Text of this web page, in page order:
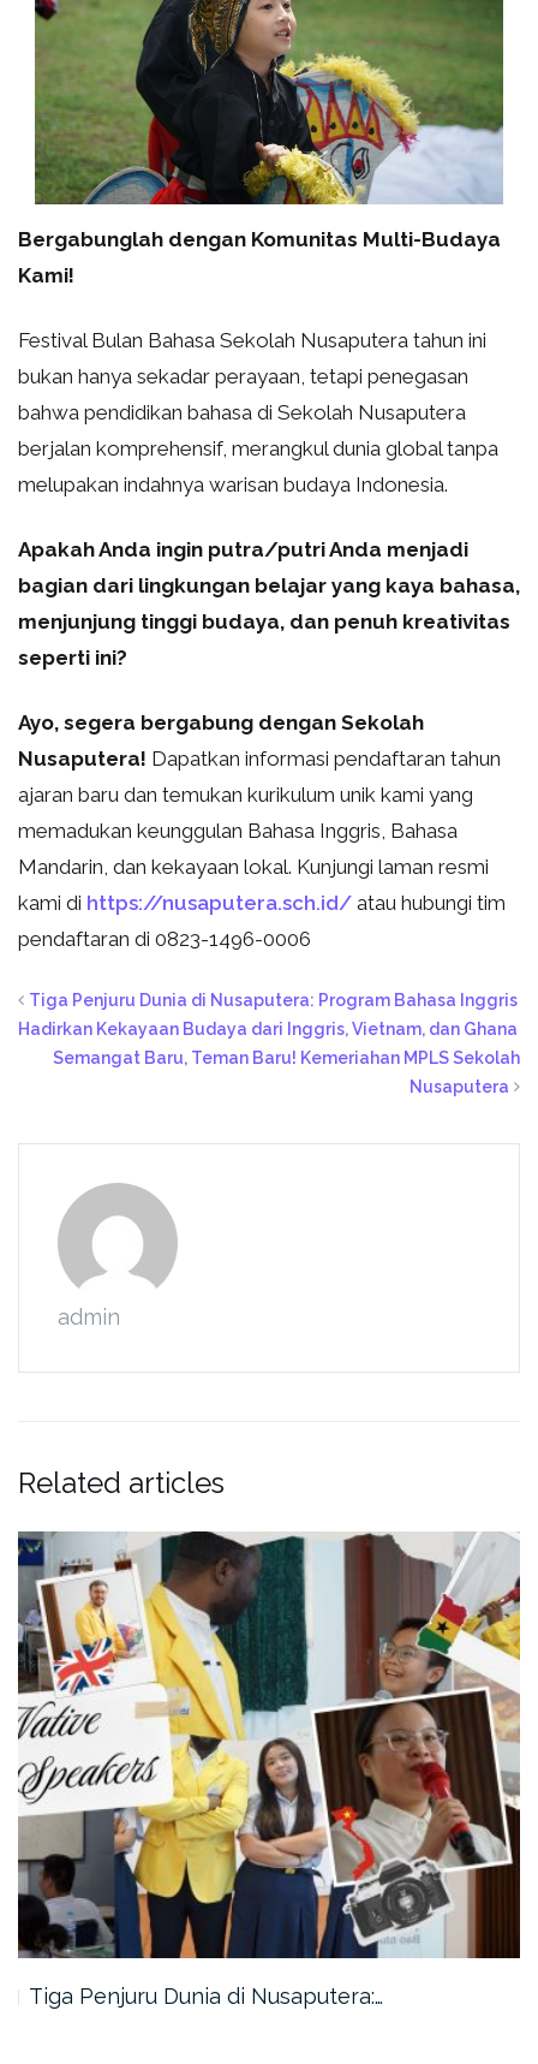
Bergabunglah dengan Komunitas Multi-Budaya
Kami!
Festival Bulan Bahasa Sekolah Nusaputera tahun ini
bukan hanya sekadar perayaan, tetapi penegasan
bahwa pendidikan bahasa di Sekolah Nusaputera
berjalan komprehensif, merangkul dunia global tanpa
melupakan indahnya warisan budaya Indonesia.
Apakah Anda ingin putra/putri Anda menjadi
bagian dari lingkungan belajar yang kaya bahasa,
menjunjung tinggi budaya, dan penuh kreativitas
seperti ini?
Ayo, segera bergabung dengan Sekolah
Nusaputera! Dapatkan informasi pendaftaran tahun
ajaran baru dan temukan kurikulum unik kami yang
memadukan keunggulan Bahasa Inggris, Bahasa
Mandarin, dan kekayaan lokal. Kunjungi laman resmi
kami di https://nusaputera.sch.id/ atau hubungi tim
pendaftaran di 0823-1496-0006
Tiga Penjuru Dunia di Nusaputera: Program Bahasa Inggris
Hadirkan Kekayaan Budaya dari Inggris, Vietnam, dan Ghana
Semangat Baru, Teman Baru! Kemeriahan MPLS Sekolah
Nusaputera
admin
Related articles
Tiga Penjuru Dunia di Nusaputera:…